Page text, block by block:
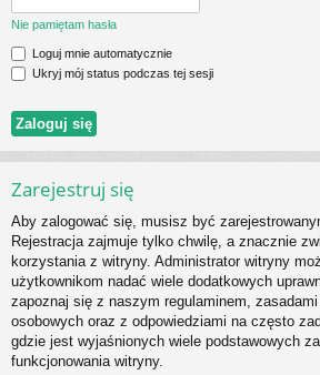
S
Nie pamiętam hasła
Loguj mnie automatycznie
Ukryj mój status podczas tej sesji
Zarejestruj się
Aby zalogować się, musisz być
Rejestracja zajmuje tylko chwilę, a znacznie
korzystania z witryny. Administrator witryny
użytkownikom nadać wiele dodatkowych
zapoznaj się z naszym regulaminem,
osobowych oraz z odpowiedziami na często
gdzie jest wyjaśnionych wiele podstawowych
funkcjonowania witryny.